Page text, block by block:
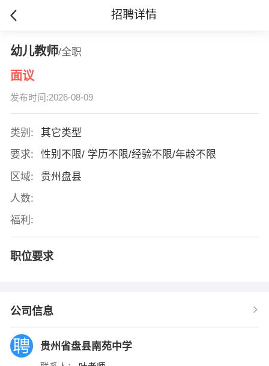
招聘详情
幼儿教师/全职
面议
发布时间:2026-08-09
类别:
其它类型
要求:
性别不限/ 学历不限/经验不限/年龄不限
区域:
贵州盘县
人数:
福利:
职位要求
公司信息
贵州省盘县南苑中学